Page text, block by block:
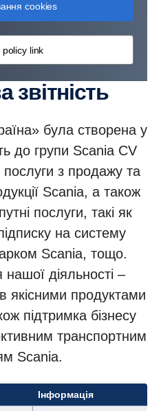
cookies
policy link
звітність
була створена у
до групи Scania CV
з продажу та
Scania, а також
послуги, такі як
на систему
Scania, тощо.
нашої діяльності –
якісними продуктами
підтримка бізнесу
транспортним
Scania.
Інформація